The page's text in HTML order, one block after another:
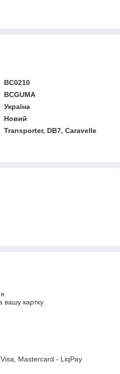
BC0210
BCGUMA
Україна
Новий
Transporter, DB7, Caravelle
вашу картку
Mastercard - LiqPay